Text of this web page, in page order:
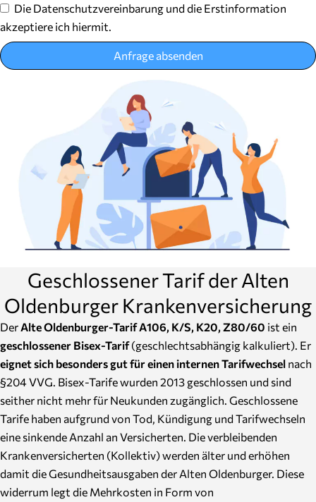
Die Datenschutzvereinbarung und die Erstinformation
akzeptiere ich hiermit.
Anfrage absenden
Geschlossener Tarif der Alten
Oldenburger Krankenversicherung
Der Alte Oldenburger-Tarif A106, K/S, K20, Z80/60 ist ein
geschlossener Bisex-Tarif(geschlechtsabhängig kalkuliert). Er
eignet sich besonders gut für einen internen Tarifwechsel nach
§204 VVG. Bisex-Tarife wurden 2013 geschlossen und sind
seither nicht mehr für Neukunden zugänglich. Geschlossene
Tarife haben aufgrund von Tod, Kündigung und Tarifwechseln
eine sinkende Anzahl an Versicherten. Die verbleibenden
Krankenversicherten (Kollektiv) werden älter und erhöhen
damit die Gesundheitsausgaben der Alten Oldenburger. Diese
widerrum legt die Mehrkosten in Form von